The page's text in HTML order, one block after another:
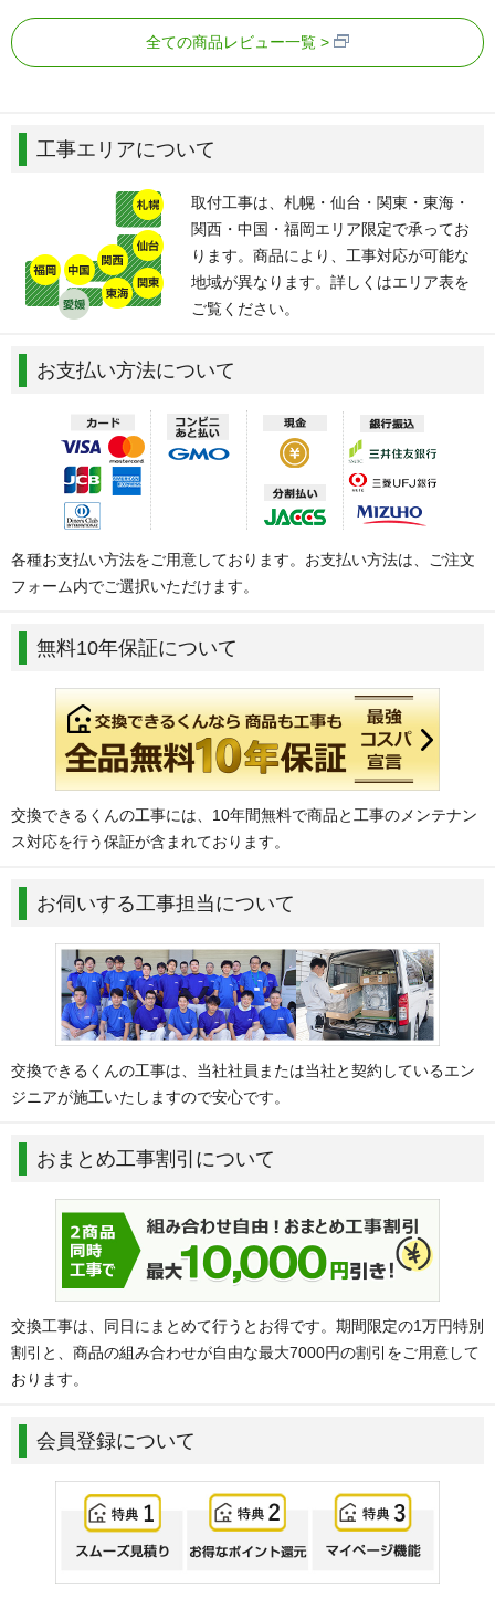
全ての商品レビュー一覧
工事エリアについて
取付工事は、札幌・仙台・関東・東海・
関西・中国・福岡エリア限定で承ってお
ります。商品により、工事対応が可能な
地域が異なります。詳しくはエリア表を
ご覧ください。
お支払い方法について
各種お支払い方法をご用意しております。お支払い方法は、ご注文
フォーム内でご選択いただけます。
無料10年保証について
交換できるくんの工事には、10年間無料で商品と工事のメンテナン
ス対応を行う保証が含まれております。
お伺いする工事担当について
交換できるくんの工事は、当社社員または当社と契約しているエン
ジニアが施工いたしますので安心です。
おまとめ工事割引について
交換工事は、同日にまとめて行うとお得です。期間限定の1万円特別
割引と、商品の組み合わせが自由な最大7000円の割引をご用意して
おります。
会員登録について